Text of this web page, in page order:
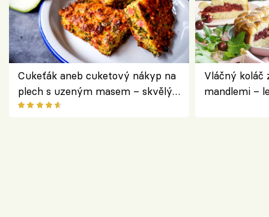
Cukeťák aneb cuketový nákyp na
plech s uzeným masem – skvělý
způsob, jak zpracovat přerostlé
Vláčný koláč
mandlemi –